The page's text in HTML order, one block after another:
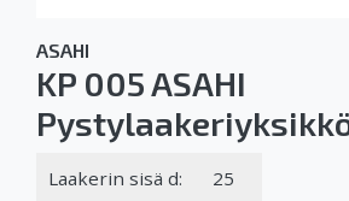
ASAHI
KP 005 ASAHI
Laakerin sisä d: 25